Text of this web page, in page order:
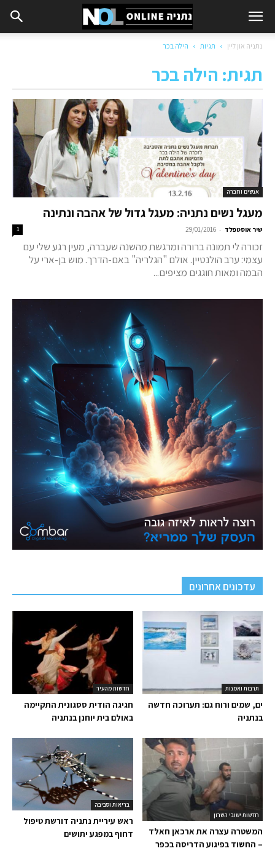
נתניה און ליין תגיות הילה בכר
תגית: הילה בכר
אנשים וחברה
מעגל נשים נתניה: מעגל גדול של אהבה ונתינה
שיר אוסטפלד -
29/01/2016
1
זכורה לי תמונה ברורה ומרגשת מהשנה שעברה, מעין רגע שלי עם
עצמי: ערב הולנטיין. אולם "הגלריה" באם-הדרך. מוש בן-ארי על
הבמה ומאות חוגגים מציפים...
עדכונים אחרונים
חדשות מהעיר
חגיגה הודית ססגונית התקיימה
באולם בית יוחנן בנתניה
תרבות ואמנות
ים, שמים ורוח גם: תערוכה חדשה
בנתניה
בריאות וסביבה
ראש עיריית נתניה דורשת טיפול
דחוף במפגע יתושים
חדשות ישובי השרון
המשטרה עצרה את ארכאן חאלד
– החשוד בפיגוע הדריסה בכפר